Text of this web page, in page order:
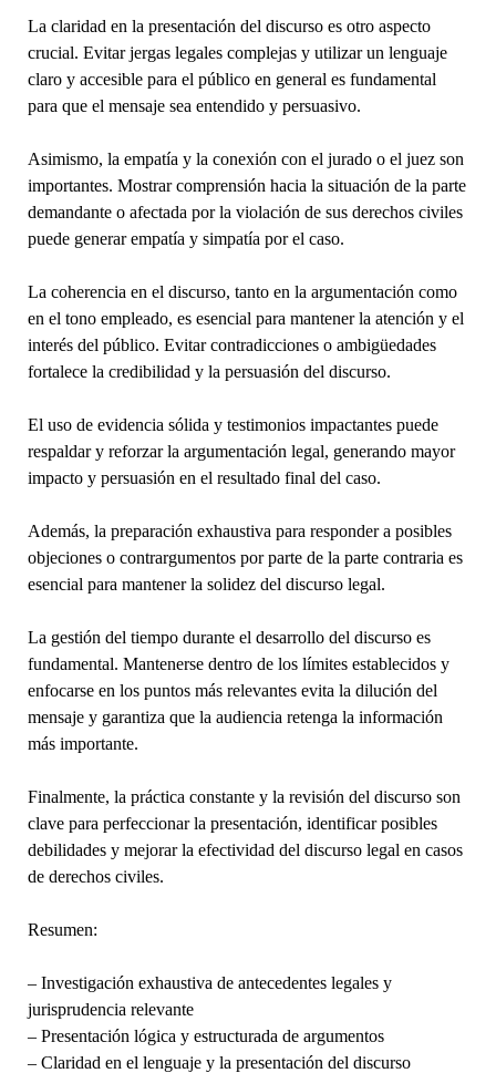
La claridad en la presentación del discurso es otro aspecto
crucial. Evitar jergas legales complejas y utilizar un lenguaje
claro y accesible para el público en general es fundamental
para que el mensaje sea entendido y persuasivo.
Asimismo, la empatía y la conexión con el jurado o el juez son
importantes. Mostrar comprensión hacia la situación de la parte
demandante o afectada por la violación de sus derechos civiles
puede generar empatía y simpatía por el caso.
La coherencia en el discurso, tanto en la argumentación como
en el tono empleado, es esencial para mantener la atención y el
interés del público. Evitar contradicciones o ambigüedades
fortalece la credibilidad y la persuasión del discurso.
El uso de evidencia sólida y testimonios impactantes puede
respaldar y reforzar la argumentación legal, generando mayor
impacto y persuasión en el resultado final del caso.
Además, la preparación exhaustiva para responder a posibles
objeciones o contrargumentos por parte de la parte contraria es
esencial para mantener la solidez del discurso legal.
La gestión del tiempo durante el desarrollo del discurso es
fundamental. Mantenerse dentro de los límites establecidos y
enfocarse en los puntos más relevantes evita la dilución del
mensaje y garantiza que la audiencia retenga la información
más importante.
Finalmente, la práctica constante y la revisión del discurso son
clave para perfeccionar la presentación, identificar posibles
debilidades y mejorar la efectividad del discurso legal en casos
de derechos civiles.
Resumen:
– Investigación exhaustiva de antecedentes legales y
jurisprudencia relevante
– Presentación lógica y estructurada de argumentos
– Claridad en el lenguaje y la presentación del discurso